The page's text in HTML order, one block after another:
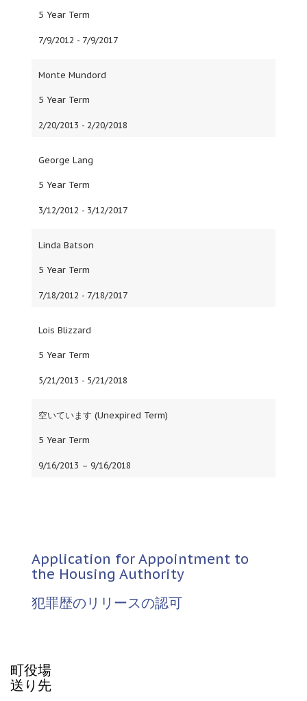
5Year Term
7/9/2012 - 7/9/2017
Monte Mundord
5Year Term
2/20/2013 - 2/20/2018
George Lang
5Year Term
3/12/2012 - 3/12/2017
Linda Batson
5Year Term
7/18/2012 - 7/18/2017
Lois Blizzard
5Year Term
5/21/2013 - 5/21/2018
空いています (Unexpired Term)
5Year Term
9/16/2013 – 9/16/2018
Application for Appointment to
the Housing Authority
犯罪歴のリリースの認可
町役場
送り先